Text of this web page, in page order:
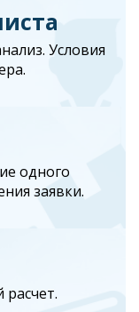
Условия
одного
заявки.